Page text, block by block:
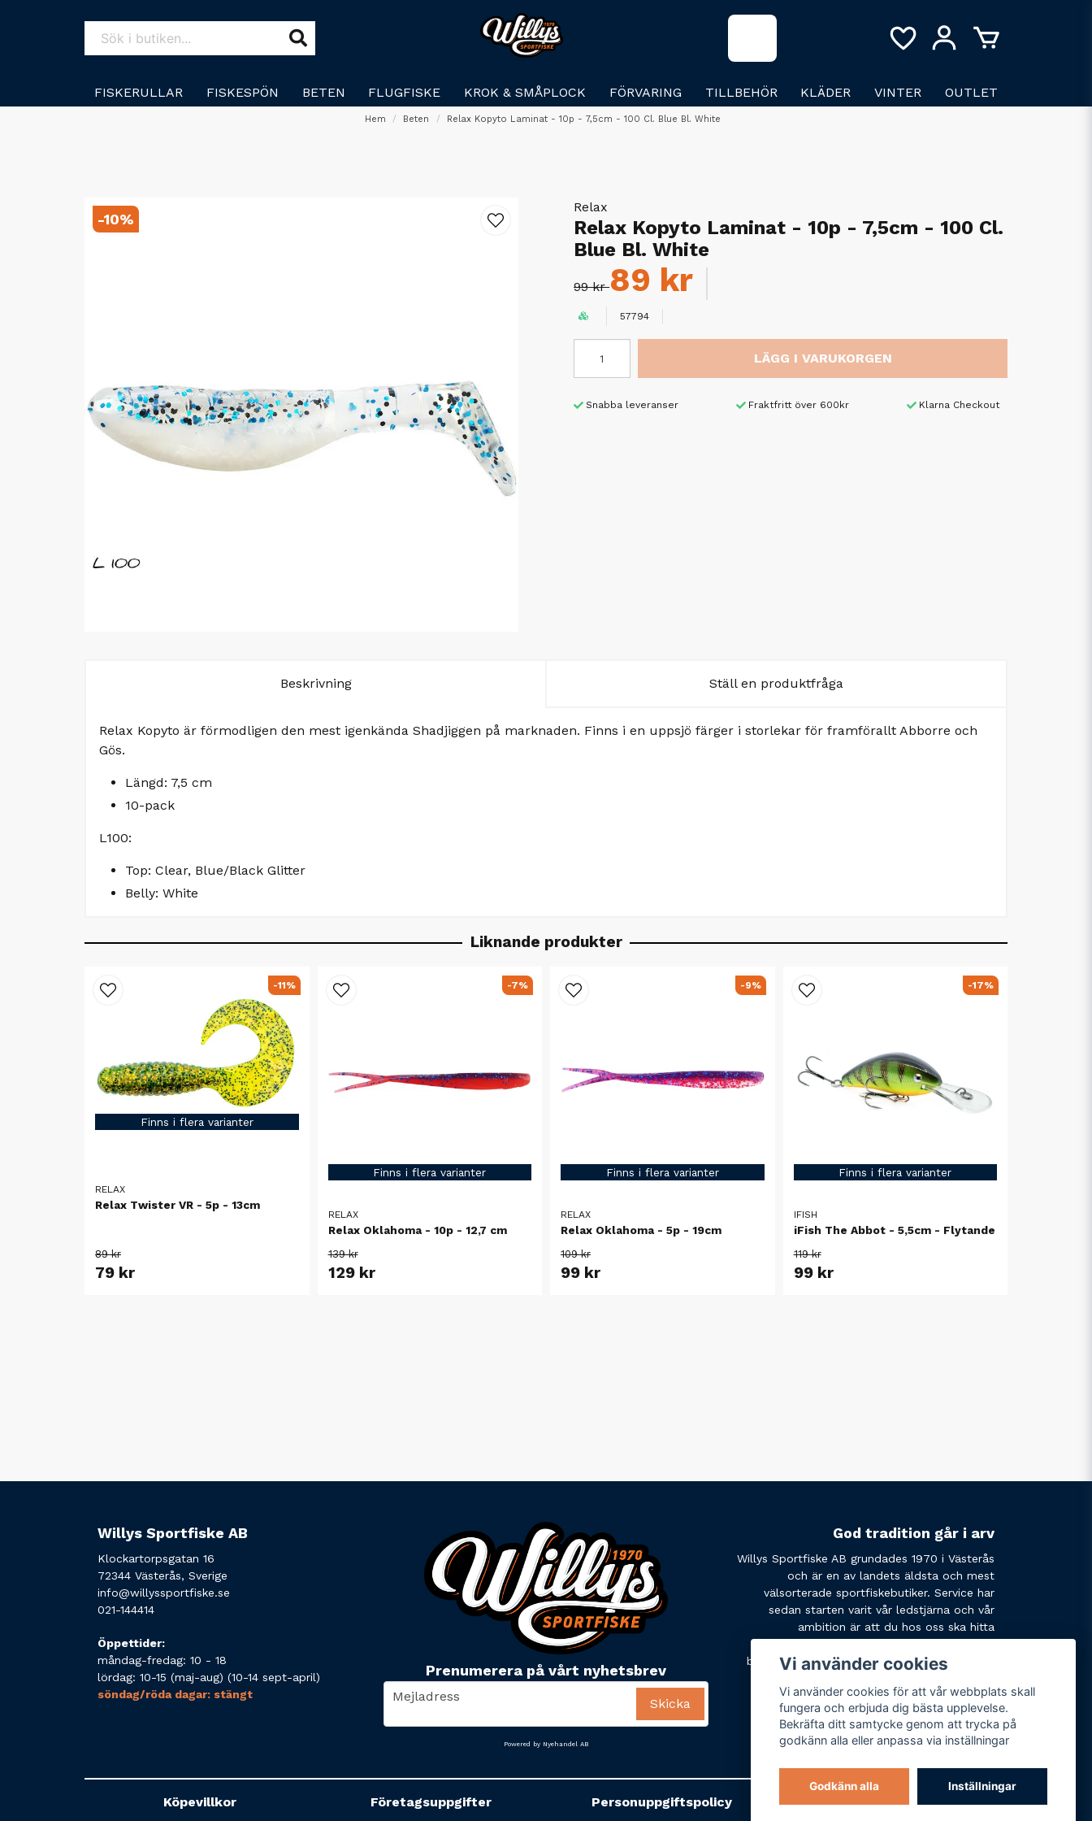
FISKERULLAR FISKESPÖN BETEN FLUGFISKE KROK & SMÅPLOCK FÖRVARING TILLBEHÖR KLÄDER VINTER OUTLET
Hem Beten Relax Kopyto Laminat - 10p - 7,5cm - 100 Cl. Blue Bl. White
-10%
Relax
Relax Kopyto Laminat - 10p - 7,5cm - 100 Cl.
Blue Bl. White
99 kr89 kr
57794
LÄGG I VARUKORGEN
Snabba leveranser Fraktfritt över 600kr Klarna Checkout
Beskrivning Ställ en produktfråga
Relax Kopyto är förmodligen den mest igenkända Shadjiggen på marknaden. Finns i en uppsjö färger i storlekar för framförallt Abborre och
Gös.
Längd: 7,5 cm
10-pack
L100:
Top: Clear, Blue/Black Glitter
Belly: White
Liknande produkter
Finns i flera varianter
RELAX
Relax Twister VR - 5p - 13cm
89 kr
79 kr
-11%
Finns i flera varianter
RELAX
Relax Oklahoma - 10p - 12,7 cm
139 kr
129 kr
-7%
Finns i flera varianter
RELAX
Relax Oklahoma - 5p - 19cm
109 kr
99 kr
-9%
Finns i flera varianter
IFISH
iFish The Abbot - 5,5cm - Flytande
119 kr
99 kr
-17%
Willys Sportfiske AB
Klockartorpsgatan 16
72344 Västerås, Sverige
info@willyssportfiske.se
021-144414
Öppettider:
måndag-fredag: 10 - 18
lördag: 10-15 (maj-aug) (10-14 sept-april)
söndag/röda dagar: stängt
Prenumerera på vårt nyhetsbrev
email
Mejladress Skicka
God tradition går i arv
Willys Sportfiske AB grundades 1970 i Västerås
och är en av landets äldsta och mest
välsorterade sportfiskebutiker. Service har
sedan starten varit vår ledstjärna och vår
ambition är att du hos oss ska hitta
behöver. Tveka inte att slå oss en signal eller
Powered by Nyehandel AB
Köpevillkor Företagsuppgifter Personuppgiftspolicy Varumärken
Vi använder cookies
Vi använder cookies för att vår webbplats skall
fungera och erbjuda dig bästa upplevelse.
Bekräfta ditt samtycke genom att trycka på
godkänn alla eller anpassa via inställningar
Godkänn alla Inställningar